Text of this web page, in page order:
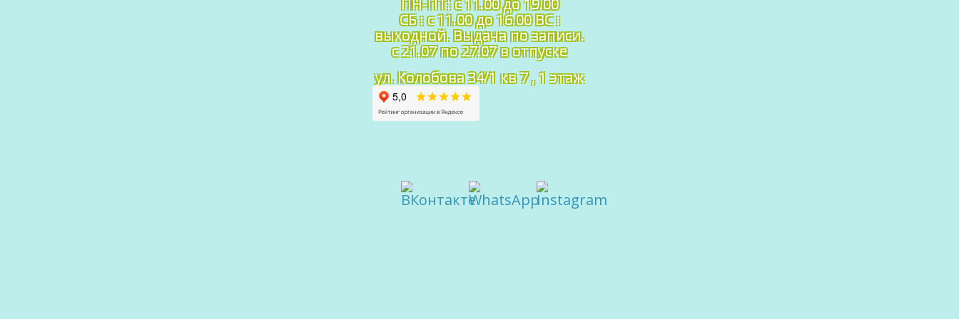
ПН-ПТ: c 11.00 до 19.00
СБ : с 11.00 до 16.00 ВС :
выходной. Выдача по записи.
с 21.07 по 27.07 в отпуске
ул. Колобова 34/1 кв 7 , 1 этаж